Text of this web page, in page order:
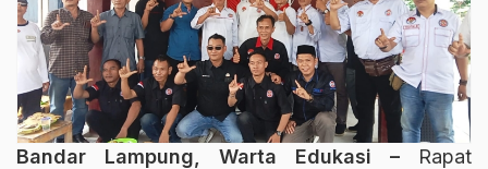
Bandar Lampung, Warta Edukasi – Rapat